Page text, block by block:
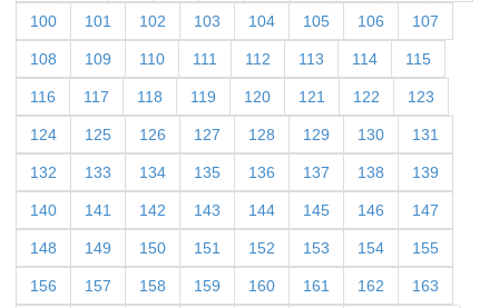
100 101 102 103 104 105 106 107
108 109 110 111 112 113 114 115
116 117 118 119 120 121 122 123
124 125 126 127 128 129 130 131
132 133 134 135 136 137 138 139
140 141 142 143 144 145 146 147
148 149 150 151 152 153 154 155
156 157 158 159 160 161 162 163